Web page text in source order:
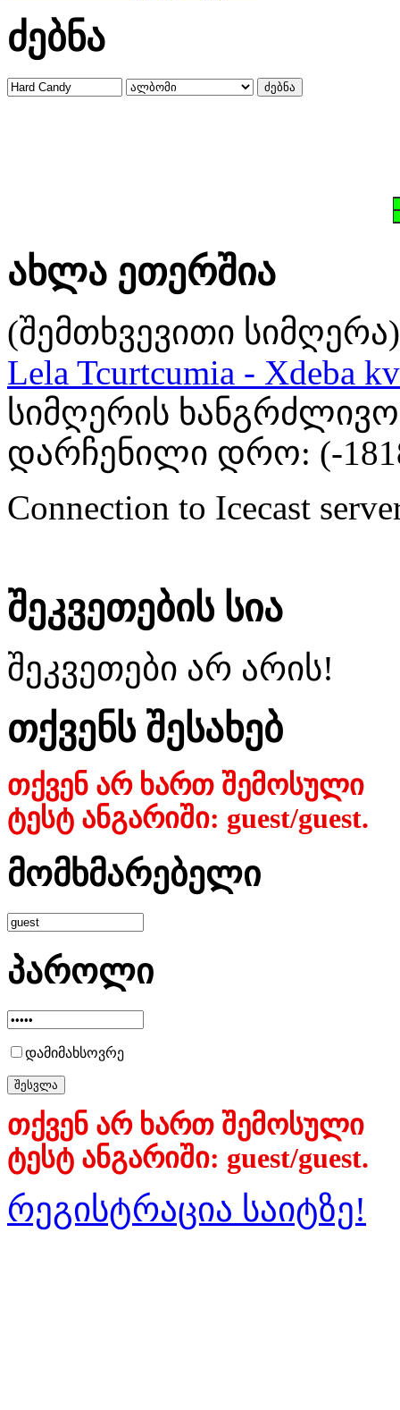
ძებნა
ახლა ეთერშია
(შემთხვევითი სიმღერა)
Lela Tcurtcumia - Xdeba
სიმღერის
დარჩენილი დრო: (-
Connection to Icecast
შეკვეთების სია
შეკვეთები არ არის!
თქვენს შესახებ
თქვენ არ ხართ შემოსული
ტესტ ანგარიში: guest/guest.
მომხმარებელი
პაროლი
დამიმახსოვრე
თქვენ არ ხართ შემოსული
ტესტ ანგარიში: guest/guest.
რეგისტრაცია საიტზე!